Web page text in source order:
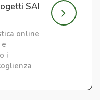
SAI
online
i